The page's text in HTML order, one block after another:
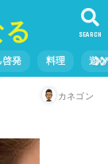
SEARCH
啓発 料理 遊
カネゴン